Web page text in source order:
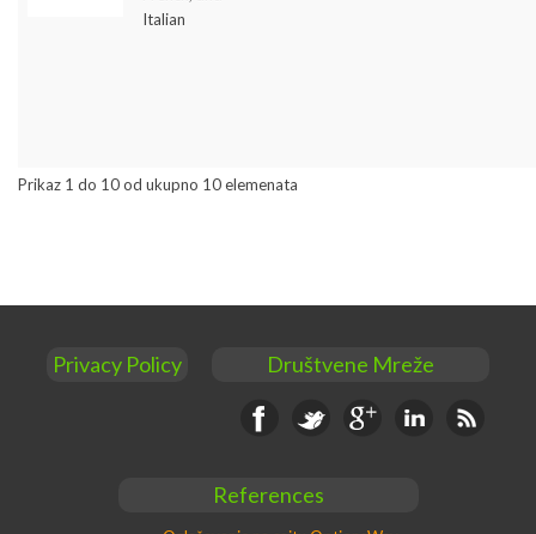
Italian
Prikaz 1 do 10 od ukupno 10 elemenata
Privacy Policy Društvene Mreže
Facebook Google+ Linkedin RSS
References